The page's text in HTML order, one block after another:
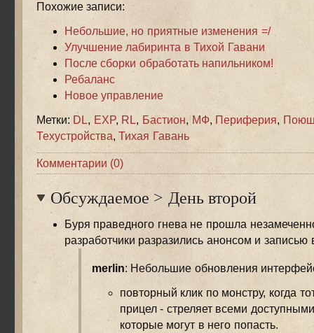
Похожие записи:
Небольшие, но приятные изменения =/
Улучшение лабиринта в Тихой Гавани
После сборки обработать напильником!
Ребаланс
Новое управление
Метки: DL, EXP, RL, Бастион, МФ, Периферия,
Техустройства,Тихая Гавань
Комментарии (0)
Обсуждаемое > День второй
Буря праведного гнева не прошла
разработчики разразились анонсом и
merlin: Небольшие обновления
повторный клик по монстру, когда
прицел - стреляет всеми
которые могут в него попасть.